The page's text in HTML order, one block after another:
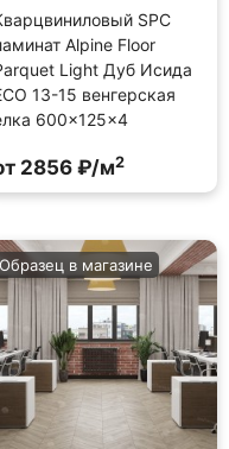
SPC
Alpine Floor
Light Дуб Исида
13-15 венгерская
600×125×4
2856 ₽/м2
Образец в магазине